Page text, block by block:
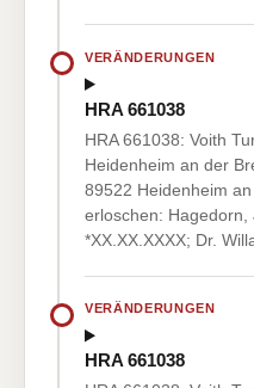
VERÄNDERUNGEN
HRA 661038
HRA 661038: Voith
Heidenheim an der
89522 Heidenheim
erloschen: Hagedorn,
*XX.XX.XXXX; Dr.
VERÄNDERUNGEN
HRA 661038